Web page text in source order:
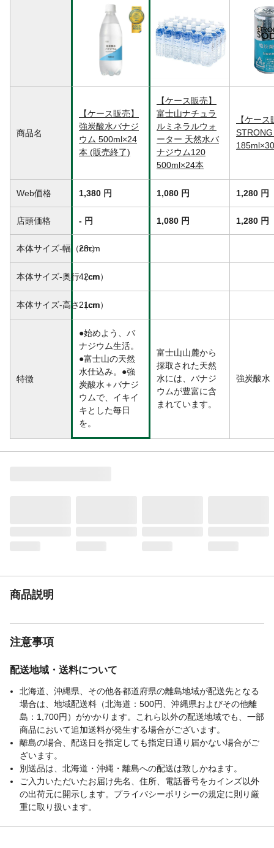
500ml×24本
24本
水/炭酸
(100ml当たり)たんぱく質・脂質・炭水化
日本
食物アレルギー表示
なし
PET
商品名
【ケース販売】
強炭酸水バナジ
ウム 500ml×24
本 (販売終了)
【ケース販売】
富士山ナチュラ
ルミネラルウォ
ーター 天然水バ
ナジウム120
500ml×24本
【ケー
Web価格 1,380 円 1,080 円 1,280 円
店頭価格 - 円 1,080 円 1,280 円
本体サイズ-幅（cm）
28cm
本体サイズ-奥行（cm）
42cm
本体サイズ-高さ（cm）
21cm
特徴
●始めよう、バ
ナジウム生活。
●富士山の天然
水仕込み。●強
炭酸水＋バナジ
ウムで、イキイ
キとした毎日
を。
富士山山麓から
採取された天然
水には、バナジ
ウムが豊富に含
まれています。
強炭酸水
商品説明
注意事項
配送地域・送料について
北海道、沖縄県、その他各都道府県の離島地域が配送先となる
場合は、地域配送料（北海道：500円、沖縄県およびその他離
島：1,700円）がかかります。これら以外の配送地域でも、一部
商品において追加送料が発生する場合がございます。
離島の場合、配送日を指定しても指定日通り届かない場合がご
ざいます。
別送品は、北海道・沖縄・離島への配送は致しかねます。
ご入力いただいたお届け先名、住所、電話番号をカインズ以外
の出荷元に開示します。プライバシーポリシーの規定に則り厳
重に取り扱います。